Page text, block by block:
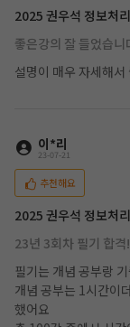
2025 권우석 정보처
좋은강의 잘 들었습니
설명이 매우 자세해
이*리
23-07-21
추천해요
2025 권우석 정보처
23년 3회차 필기 합격!
필기는 개념 공부랑
개념 공부는 1시간이
했어요